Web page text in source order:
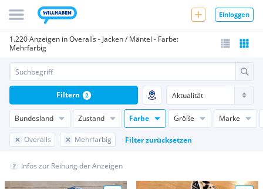
Einloggen
1.220 Anzeigen in Overalls - Jacken / Mäntel - Farbe:
Mehrfarbig
Bundesland Zustand Farbe Größe Marke
Overalls Mehrfarbig Filter zurücksetzen
Filtern 2
Infos zur Reihung der Anzeigen